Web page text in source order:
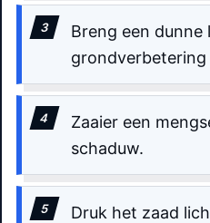
Breng een dunne
grondverbetering
Zaaier een
schaduw.
Druk het zaad